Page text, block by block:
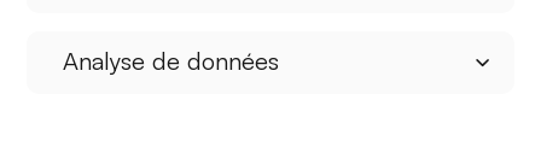
Analyse de données